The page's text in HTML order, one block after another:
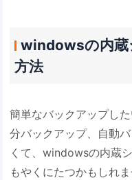
windowsの内蔵
方法
簡単なバックアップし
分バックアップ、自動
くて、windowsの内蔵
もやくにたつかもしれ